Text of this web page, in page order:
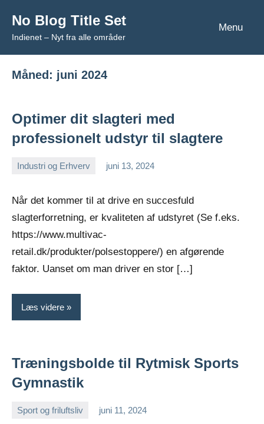
indhold
No Blog Title Set
Indienet – Nyt fra alle områder
Menu
Måned: juni 2024
Optimer dit slagteri med
professionelt udstyr til slagtere
Industri og Erhverv juni 13, 2024
Når det kommer til at drive en succesfuld
slagterforretning, er kvaliteten af udstyret (Se f.eks.
https://www.multivac-
retail.dk/produkter/polsestoppere/) en afgørende
faktor. Uanset om man driver en stor […]
Læs videre
Træningsbolde til Rytmisk Sports
Gymnastik
Sport og friluftsliv juni 11, 2024
Esben